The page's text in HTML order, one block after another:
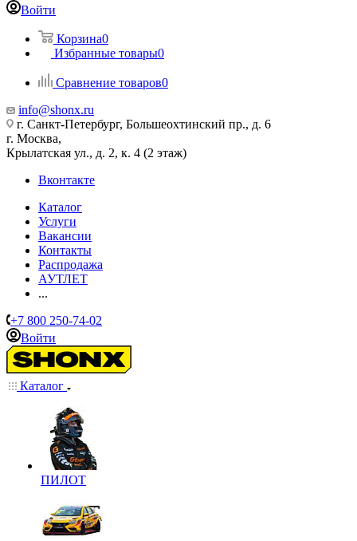
Войти
Корзина0
Избранные товары0
Сравнение товаров0
info@shonx.ru
г. Санкт-Петербург, Большеохтинский пр., д. 6
г. Москва,
Крылатская ул., д. 2, к. 4 (2 этаж)
Вконтакте
Каталог
Услуги
Вакансии
Контакты
Распродажа
АУТЛЕТ
...
+7 800 250-74-02
Войти
Каталог
ПИЛОТ